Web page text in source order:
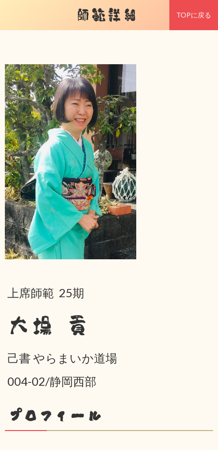
師範詳細 TOPに戻る
上席師範 25期
大場 貢
己書 やらまいか道場
004-02/静岡西部
プロフィール